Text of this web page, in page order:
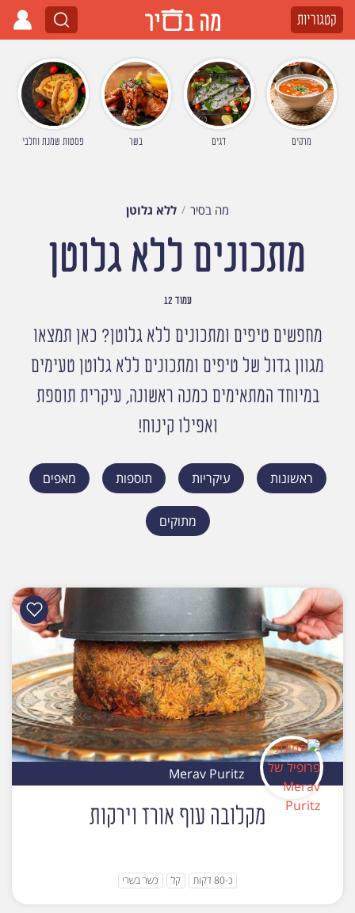
קטגוריות
מרקים דגים בשר פסטות שמנת וחלבי
מה בסיר ללא גלוטן
מתכונים ללא גלוטן
עמוד 12
מחפשים טיפים ומתכונים ללא גלוטן? כאן תמצאו
מגוון גדול של טיפים ומתכונים ללא גלוטן טעימים
במיוחד המתאימים כמנה ראשונה, עיקרית תוספת
ואפילו קינוח!
ראשונות עיקריות תוספות מאפים
מתוקים
Merav Puritz
מקלובה עוף אורז וירקות
כ-80 דקות קל כשר בשרי